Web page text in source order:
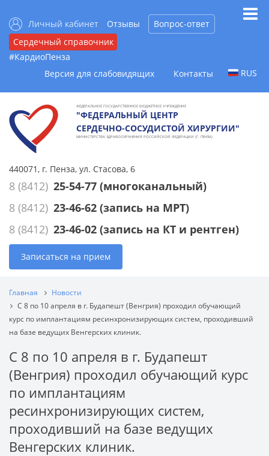
Личный кабинет Отзывы
Вопрос-ответ
Сердечный справочник
#КардиоПенза
Версия для слабовидящих
Контакты RUS
ФЕДЕРАЛЬНОЕ ГОСУДАРСТВЕННОЕ БЮДЖЕТНОЕ УЧРЕЖДЕНИЕ
"ФЕДЕРАЛЬНЫЙ ЦЕНТР
СЕРДЕЧНО-СОСУДИСТОЙ ХИРУРГИИ"
МИНИСТЕРСТВА ЗДРАВООХРАНЕНИЯ РОССИЙСКОЙ ФЕДЕРАЦИИ (Г. ПЕНЗА)
440071, г. Пенза, ул. Стасова, 6
8 (8412) 25-54-77 (многоканальный)
8 (8412) 23-46-62 (запись на МРТ)
8 (8412) 23-46-02 (запись на КТ и рентген)
Записаться на прием
Главная
Новости
С 8 по 10 апреля в г. Будапешт (Венгрия) проходил обучающий
курс по имплантациям ресинхронизирующих систем, проходивший
на базе ведущих Венгерских клиник.
С 8 по 10 апреля в г. Будапешт
(Венгрия) проходил обучающий курс
по имплантациям
ресинхронизирующих систем,
проходивший на базе ведущих
Венгерских клиник.